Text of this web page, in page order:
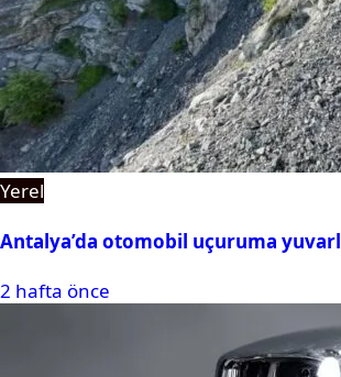
Yerel
Antalya’da otomobil uçuruma
2 hafta önce